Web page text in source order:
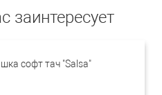
заинтересует
софт тач "Salsa"